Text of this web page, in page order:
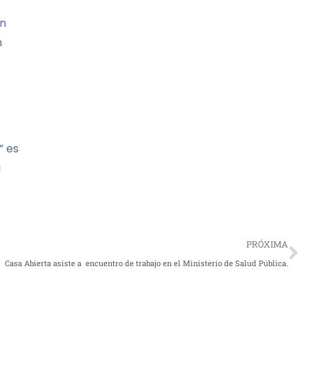
es
PRÓXIMA
Casa Abierta asiste a encuentro de trabajo en el Ministerio de Salud Pública.